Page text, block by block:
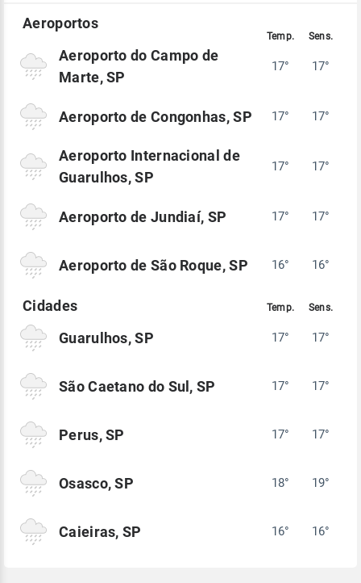
Aeroporto do Campo de
Marte, SP
17° 17°
Aeroporto de Congonhas, SP 17° 17°
Aeroporto Internacional de
Guarulhos, SP
17° 17°
Aeroporto de Jundiaí, SP 17° 17°
Aeroporto de São Roque, SP 16° 16°
Guarulhos, SP 17° 17°
São Caetano do Sul, SP 17° 17°
Perus, SP 17° 17°
Osasco, SP 18° 19°
Caieiras, SP 16° 16°